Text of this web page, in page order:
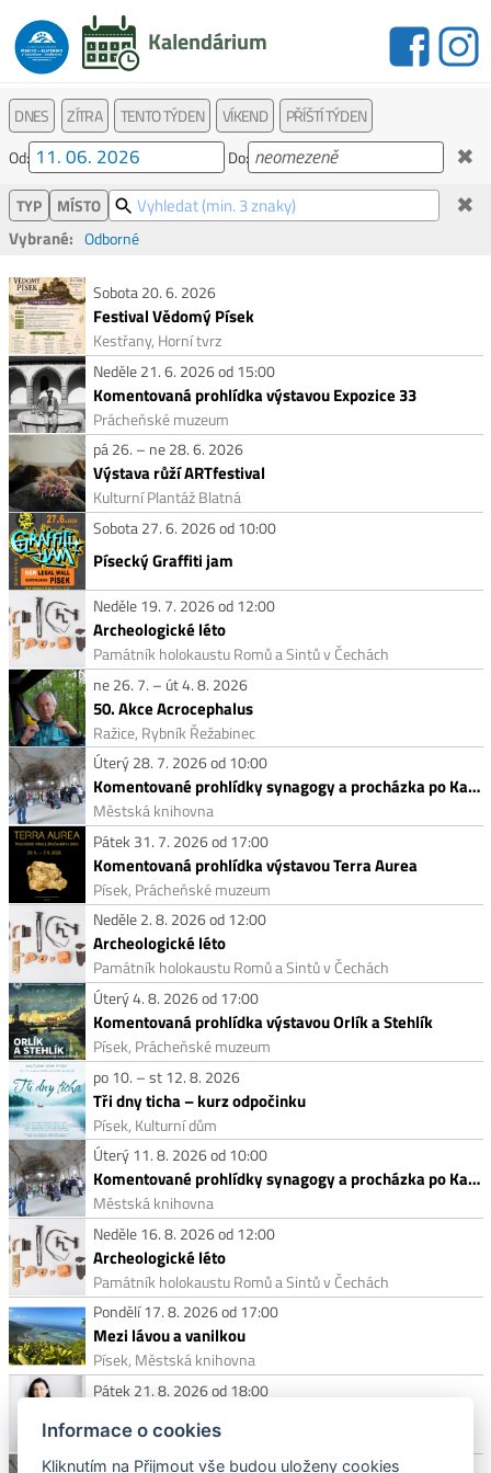
Kalendárium
DNES ZÍTRA TENTO TÝDEN VÍKEND
PŘÍŠTÍ TÝDEN
Od:
Do: ✖
TYP MÍSTO ✖
Vybrané: Odborné
Sobota 20. 6. 2026
Festival Vědomý Písek
Kestřany, Horní tvrz
Neděle 21. 6. 2026 od 15:00
Komentovaná prohlídka výstavou Expozice 33
Prácheňské muzeum
pá 26. – ne 28. 6. 2026
Výstava růží ARTfestival
Kulturní Plantáž Blatná
Sobota 27. 6. 2026 od 10:00
Písecký Graffiti jam
Neděle 19. 7. 2026 od 12:00
Archeologické léto
Památník holokaustu Romů a Sintů v Čechách
ne 26. 7. – út 4. 8. 2026
50. Akce Acrocephalus
Ražice, Rybník Řežabinec
Úterý 28. 7. 2026 od 10:00
Komentované prohlídky synagogy a procházka po Kamenech zmizelých
Městská knihovna
Pátek 31. 7. 2026 od 17:00
Komentovaná prohlídka výstavou Terra Aurea
Písek, Prácheňské muzeum
Neděle 2. 8. 2026 od 12:00
Archeologické léto
Památník holokaustu Romů a Sintů v Čechách
Úterý 4. 8. 2026 od 17:00
Komentovaná prohlídka výstavou Orlík a Stehlík
Písek, Prácheňské muzeum
po 10. – st 12. 8. 2026
Tři dny ticha – kurz odpočinku
Písek, Kulturní dům
Úterý 11. 8. 2026 od 10:00
Komentované prohlídky synagogy a procházka po Kamenech zmizelých
Městská knihovna
Neděle 16. 8. 2026 od 12:00
Archeologické léto
Památník holokaustu Romů a Sintů v Čechách
Pondělí 17. 8. 2026 od 17:00
Mezi lávou a vanilkou
Písek, Městská knihovna
Pátek 21. 8. 2026 od 18:00
Písek, Galerie Dragoun, Jungmannova 186
Informace o cookies
Kliknutím na Přijmout vše budou uloženy cookies